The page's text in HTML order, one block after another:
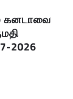
கனடாவை
2026